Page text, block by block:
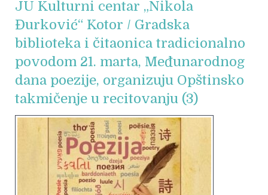
JU Kulturni centar „Nikola
Đurković“ Kotor / Gradska
biblioteka i čitaonica tradicionalno
povodom 21. marta, Međunarodnog
dana poezije, organizuju Opštinsko
takmičenje u recitovanju (3)